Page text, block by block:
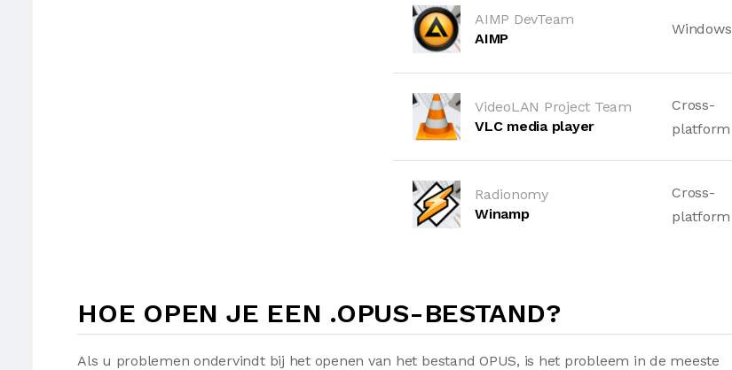
AIMP DevTeam
AIMP
Windows
VideoLAN Project Team
VLC media player
Cross-
platform
Radionomy
Winamp
Cross-
platform
HOE OPEN JE EEN .OPUS-BESTAND?
Als u problemen ondervindt bij het openen van het bestand OPUS, is het probleem in de meeste